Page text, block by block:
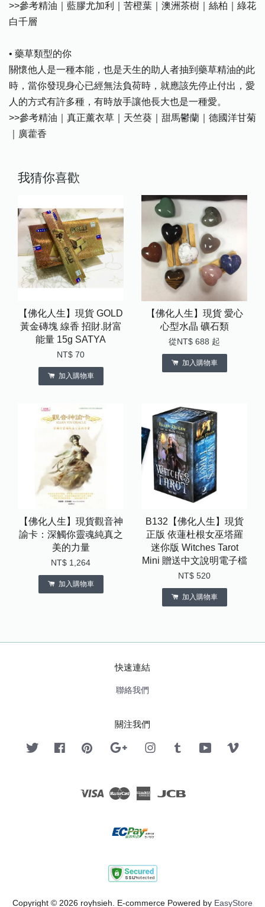
>>參考精油｜藍膠尤加利｜苦橙葉｜澳洲茶樹｜絲柏｜綠花
白千層
• 藥草類型的你
關懷他人是一種本能，也是天生的助人者抽到藥草精油的此
時，當你發現身心已經無法負荷時，就應該先停止付出，愛
人的方式有許多種，有時放手讓他長大也是一種愛。
>>參考精油｜真正薰衣草｜天竺葵｜甜馬鬱蘭｜德國洋甘菊
｜廣藿香
我猜你喜歡
【佛化人生】現貨 GOLD
黃金磚塊 線香 招財.財富
能量 15g SATYA
NT$ 70
加入購物車
【佛化人生】現貨 愛心
心型水晶 礦石類
從 NT$ 688 起
加入購物車
【佛化人生】現貨觀音神
諭卡：深觸你靈魂純真之
美的力量
NT$ 1,264
加入購物車
B132【佛化人生】現貨
正版 依蓮杜根女巫塔羅
迷你版 Witches Tarot
Mini 贈送中文說明電子檔
NT$ 520
加入購物車
快速連結
聯絡我們
關注我們
Twitter FacebookPinterest Google InstagramTumblr YouTube
Visa Master American
Copyright © 2026 royhsieh. E-commerce Powered by EasyStore